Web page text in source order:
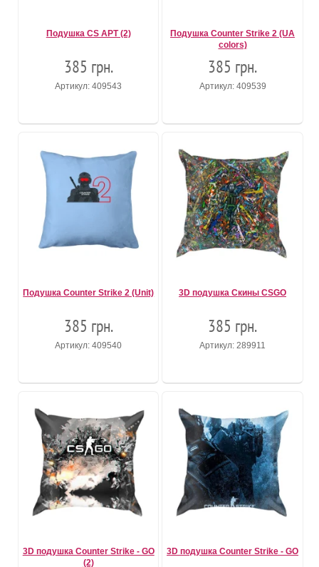
Подушка CS АРТ (2)
385 грн.
Артикул: 409543
Подушка Counter Strike 2 (UA
colors)
385 грн.
Артикул: 409539
Подушка Counter Strike 2 (Unit)
385 грн.
Артикул: 409540
3D подушка Скины CSGO
385 грн.
Артикул: 289911
3D подушка Counter Strike - GO
(2)
3D подушка Counter Strike - GO